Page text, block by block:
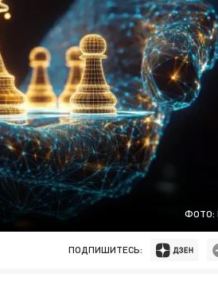
ФОТО:
ПОДПИШИТЕСЬ: